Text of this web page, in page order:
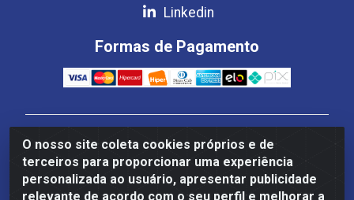
O nosso site coleta cookies próprios e de
terceiros para proporcionar uma experiência
personalizada ao usuário, apresentar publicidade
relevante de acordo com o seu perfil e melhorar a
Linkedin
Formas de Pagamento
Estrela Distribuição LTDA - CNPJ 08.691.096/0001-93 -
Setor Setor de Industria Qi 22 Lt 7, 9, 11, 13, 14 Ao 32,
S/NC - Setor Industrial Ceilândia, Brasília/DF - CEP
72265-220